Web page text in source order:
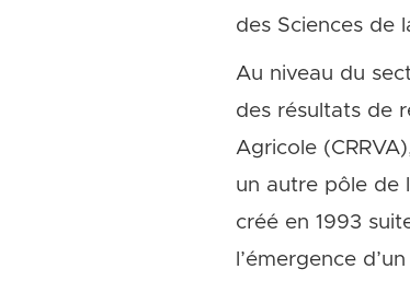
des Sciences de
Au niveau du
des résultats de
Agricole
un autre pôle de
créé en 1993
l’émergence